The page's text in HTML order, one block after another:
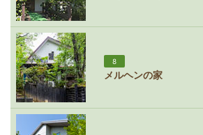
8
メルヘンの家